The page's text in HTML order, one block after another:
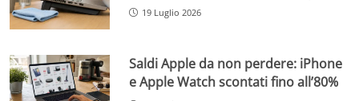
19 Luglio 2026
Saldi Apple da non perdere: iPhone
e Apple Watch scontati fino all’80%